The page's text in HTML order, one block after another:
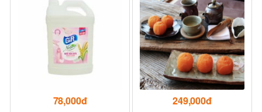
78,000đ 249,000đ